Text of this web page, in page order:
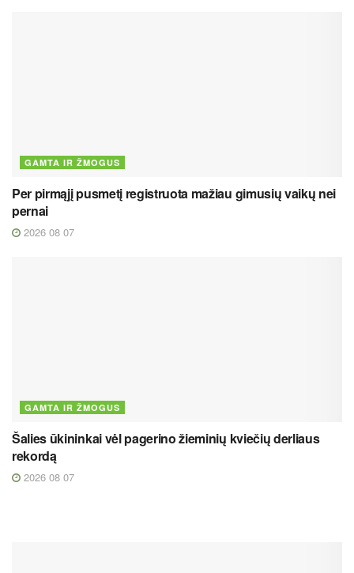
GAMTA IR ŽMOGUS
Per pirmąjį pusmetį registruota mažiau gimusių vaikų nei
pernai
2026 08 07
GAMTA IR ŽMOGUS
Šalies ūkininkai vėl pagerino žieminių kviečių derliaus
rekordą
2026 08 07